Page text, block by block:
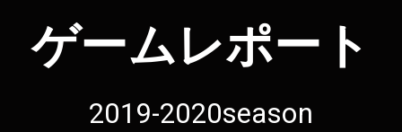
ゲームレポート
2019-2020season